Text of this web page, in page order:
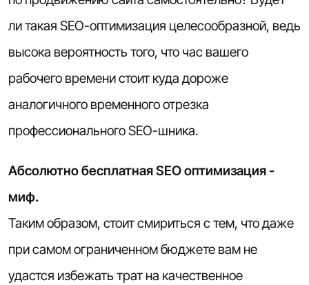
ли такая SEO-оптимизация целесообразной, ведь
высока вероятность того, что час вашего
рабочего времени стоит куда дороже
аналогичного временного отрезка
профессионального SEO-шника.
Абсолютно бесплатная SEO оптимизация -
миф.
Таким образом, стоит смириться с тем, что даже
при самом ограниченном бюджете вам не
удастся избежать трат на качественное